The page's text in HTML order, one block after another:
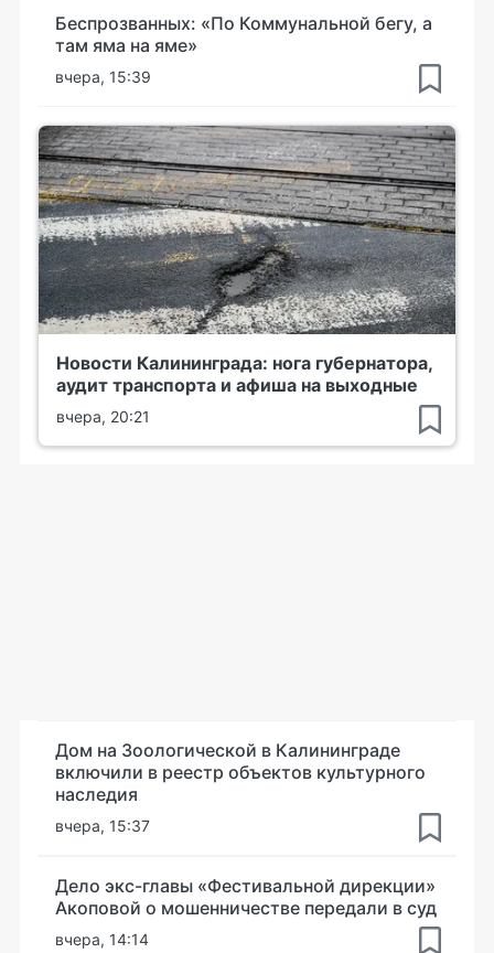
Беспрозванных: «По Коммунальной бегу, а
там яма на яме»
вчера, 15:39
Новости Калининграда: нога губернатора,
аудит транспорта и афиша на выходные
вчера, 20:21
Дом на Зоологической в Калининграде
включили в реестр объектов культурного
наследия
вчера, 15:37
Дело экс-главы «Фестивальной дирекции»
Акоповой о мошенничестве передали в суд
вчера, 14:14